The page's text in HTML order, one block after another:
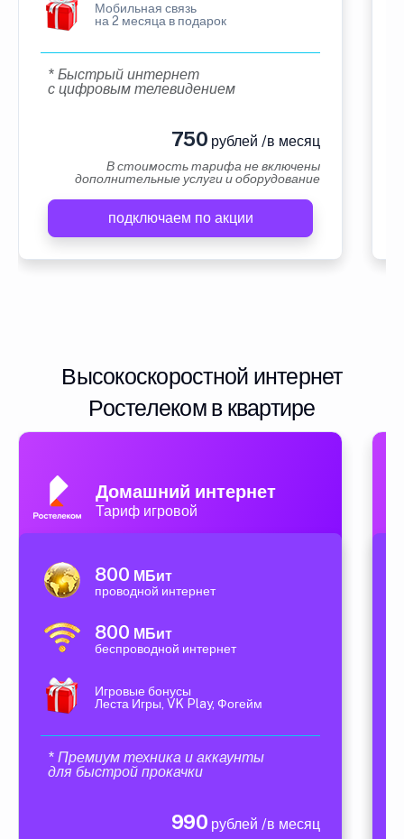
Мобильная связь
на 2 месяца в подарок
* Быстрый интернет
с цифровым телевидением
750 рублей /в месяц
В стоимость тарифа не включены
дополнительные услуги и оборудование
подключаем по акции
Высокоскоростной интернет
Ростелеком в квартире
Домашний интернет
Тариф игровой
800 МБит
проводной интернет
800 МБит
беспроводной интернет
Игровые бонусы
Леста Игры, VK Play, Фогейм
* Премиум техника и аккаунты
для быстрой прокачки
990 рублей /в месяц